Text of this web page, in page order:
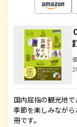
国内屈指の観光地で
季節を楽しみなが
冊です。